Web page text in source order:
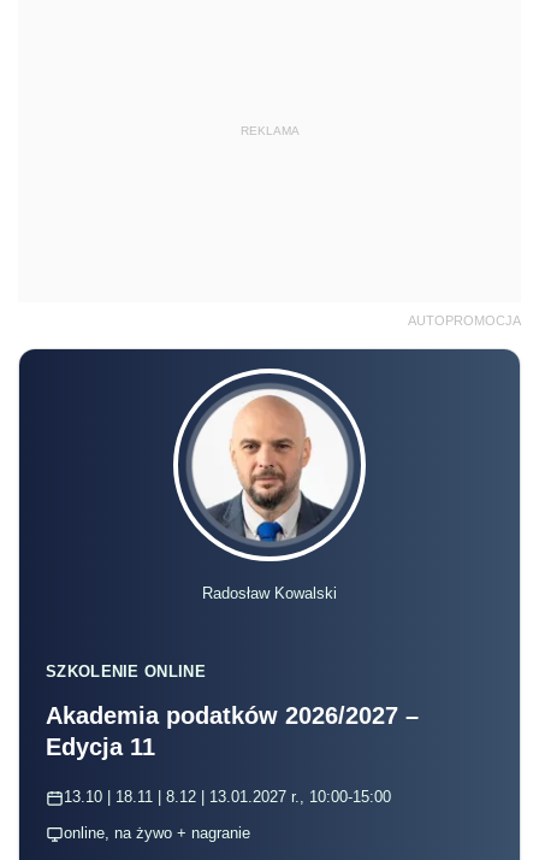
REKLAMA
AUTOPROMOCJA
Radosław Kowalski
SZKOLENIE ONLINE
Akademia podatków 2026/2027 –
Edycja 11
13.10 | 18.11 | 8.12 | 13.01.2027 r., 10:00-15:00
online, na żywo + nagranie